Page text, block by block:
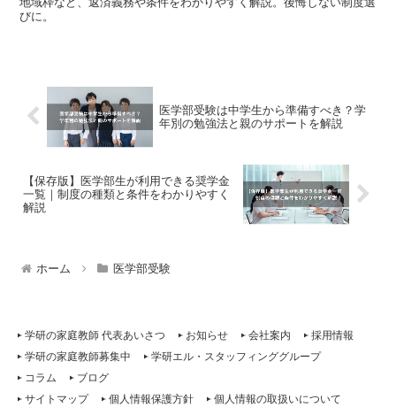
びに。
医学部受験は中学生から準備すべき？学
年別の勉強法と親のサポートを解説
【保存版】医学部生が利用できる奨学金
一覧｜制度の種類と条件をわかりやすく
解説
ホーム 医学部受験
学研の家庭教師 代表あいさつ お知らせ 会社案内
採用情報
学研の家庭教師募集中
学研エル・スタッフィンググループ
コラム
ブログ
サイトマップ
個人情報保護方針
個人情報の取扱いについて